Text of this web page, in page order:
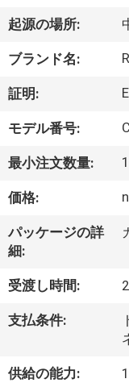
ク
ト
私
達
つ
い
て
工
場
起源の場所:
ブランド名:
証明:
モデル番号:
最小注文数量: 1
価格:
パッケージの詳
細:
受渡し時間:
支払条件:
供給の能力: